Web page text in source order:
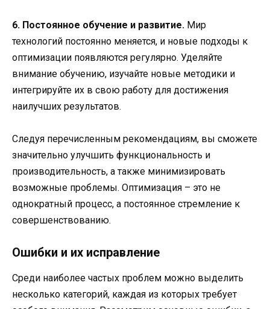
6. Постоянное обучение и развитие. Мир
технологий постоянно меняется, и новые подходы к
оптимизации появляются регулярно. Уделяйте
внимание обучению, изучайте новые методики и
интегрируйте их в свою работу для достижения
наилучших результатов.
Следуя перечисленным рекомендациям, вы сможете
значительно улучшить функциональность и
производительность, а также минимизировать
возможные проблемы. Оптимизация – это не
однократный процесс, а постоянное стремление к
совершенствованию.
Ошибки и их исправление
Среди наиболее частых проблем можно выделить
несколько категорий, каждая из которых требует